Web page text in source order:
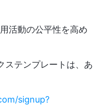
活動の公平性を高め
ステンプレートは、あ
signup?